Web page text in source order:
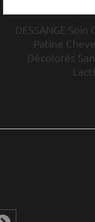
DESSANGE
Patine
Décolorés